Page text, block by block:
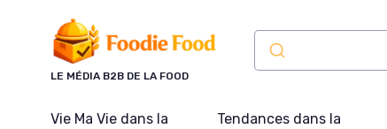
LE MÉDIA B2B DE LA FOOD
Vie Ma Vie dans la
Tendances dans la